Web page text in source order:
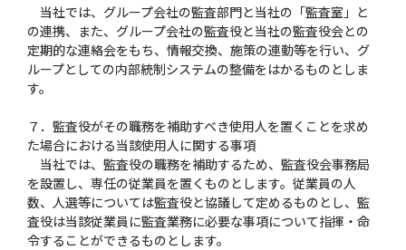
当社では、グループ会社の監査部門と当社の「監査室」と
の連携、また、グループ会社の監査役と当社の監査役会との
定期的な連絡会をもち、情報交換、施策の連動等を行い、グ
ループとしての内部統制システムの整備をはかるものとしま
す。
７．監査役がその職務を補助すべき使用人を置くことを求め
た場合における当該使用人に関する事項
当社では、監査役の職務を補助するため、監査役会事務局
を設置し、専任の従業員を置くものとします。従業員の人
数、人選等については監査役と協議して定めるものとし、監
査役は当該従業員に監査業務に必要な事項について指揮・命
令することができるものとします。